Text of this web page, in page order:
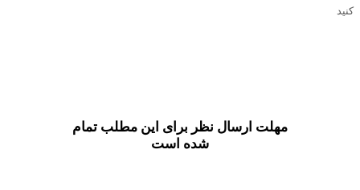
کنید
مهلت ارسال نظر برای این مطلب تمام
شده است